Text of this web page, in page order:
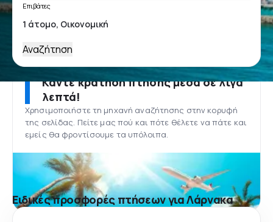
Επιβάτες
Αναζήτηση
Κάντε κράτηση πτήσης μέσα σε λίγα
λεπτά!
Χρησιμοποιήστε τη μηχανή αναζήτησης στην κορυφή
της σελίδας. Πείτε μας πού και πότε θέλετε να πάτε και
εμείς θα φροντίσουμε τα υπόλοιπα.
Ειδικές προσφορές πτήσεων για Λάρνακα